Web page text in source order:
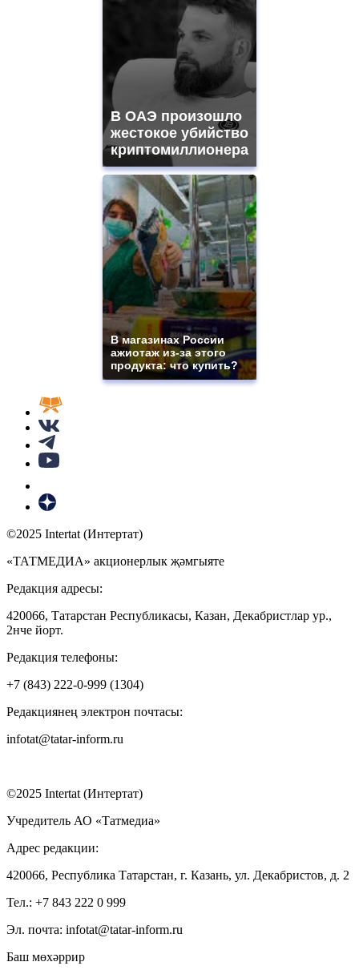
В ОАЭ произошло
жестокое убийство
криптомиллионера
В магазинах России
ажиотаж из-за этого
продукта: что купить?
©2025 Intertat (Интертат)
«ТАТМЕДИА» акционерлык җәмгыяте
Редакция адресы:
420066, Татарстан Республикасы, Казан, Декабристлар ур.,
2нче йорт.
Редакция телефоны:
+7 (843) 222-0-999 (1304)
Редакциянең электрон почтасы:
infotat@tatar-inform.ru
©2025 Intertat (Интертат)
Учредитель АО «Татмедиа»
Адрес редакции:
420066, Республика Татарстан, г. Казань, ул. Декабристов, д. 2
Тел.: +7 843 222 0 999
Эл. почта: infotat@tatar-inform.ru
Баш мөхәррир